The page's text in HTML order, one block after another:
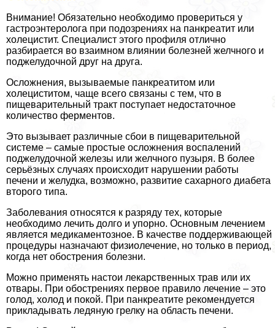
Внимание! Обязательно необходимо провериться у
гастроэнтеролога при подозрениях на панкреатит или
холецистит. Специалист этого профиля отлично
разбирается во взаимном влиянии болезней желчного и
поджелудочной друг на друга.
Осложнения, вызываемые панкреатитом или
холециститом, чаще всего связаны с тем, что в
пищеварительный тракт поступает недостаточное
количество ферментов.
Это вызывает различные сбои в пищеварительной
системе – самые простые осложнения воспалений
поджелудочной железы или желчного пузыря. В более
серьёзных случаях происходит нарушении работы
печени и желудка, возможно, развитие сахарного диабета
второго типа.
Заболевания относятся к разряду тех, которые
необходимо лечить долго и упорно. Основным лечением
является медикаментозное. В качестве поддерживающей
процедуры назначают физиолечение, но только в период,
когда нет обострения болезни.
Можно применять настои лекарственных трав или их
отвары. При обострениях первое правило лечение – это
голод, холод и покой. При панкреатите рекомендуется
прикладывать ледяную грелку на область печени.